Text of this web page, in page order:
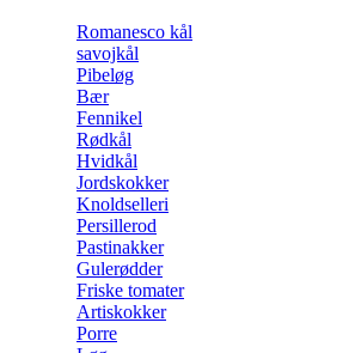
Romanesco kål
savojkål
Pibeløg
Bær
Fennikel
Rødkål
Hvidkål
Jordskokker
Knoldselleri
Persillerod
Pastinakker
Gulerødder
Friske tomater
Artiskokker
Porre